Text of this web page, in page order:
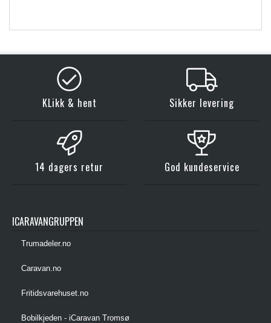
KLikk & hent Sikker levering
14 dagers retur God kundeservice
ICARAVANGRUPPEN
Trumadeler.no
Caravan.no
Fritidsvarehuset.no
Bobilkjeden - iCaravan Tromsø